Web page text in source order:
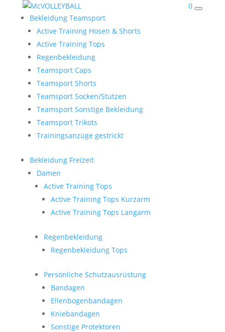
0
Bekleidung Teamsport
Active Training Hosen & Shorts
Active Training Tops
Regenbekleidung
Teamsport Caps
Teamsport Shorts
Teamsport Socken/Stutzen
Teamsport Sonstige Bekleidung
Teamsport Trikots
Trainingsanzüge gestrickt
Bekleidung Freizeit
Damen
Active Training Tops
Active Training Tops Kurzarm
Active Training Tops Langarm
Regenbekleidung
Regenbekleidung Tops
Persönliche Schutzausrüstung
Bandagen
Ellenbogenbandagen
Kniebandagen
Sonstige Protektoren